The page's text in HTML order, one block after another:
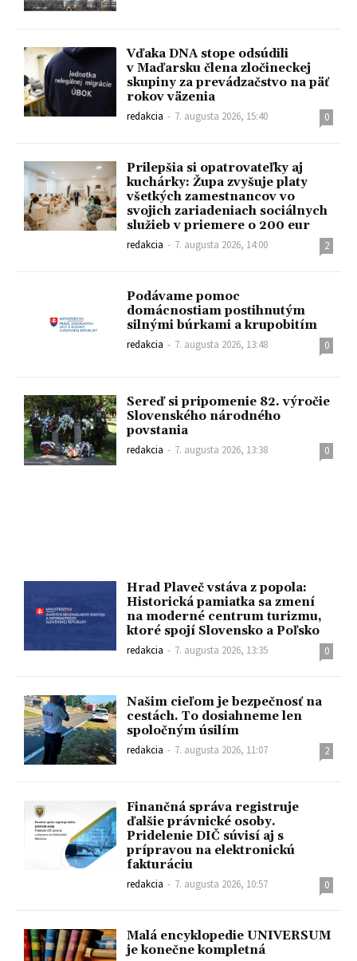
Vďaka DNA stope odsúdili
v Maďarsku člena zločineckej
skupiny za prevádzačstvo na päť
rokov väzenia
redakcia - 7. augusta 2026, 15:40 0
Prilepšia si opatrovateľky aj
kuchárky: Župa zvyšuje platy
všetkých zamestnancov vo
svojich zariadeniach sociálnych
služieb v priemere o 200 eur
redakcia - 7. augusta 2026, 14:00 2
Podávame pomoc
domácnostiam postihnutým
silnými búrkami a krupobitím
redakcia - 7. augusta 2026, 13:48 0
Sereď si pripomenie 82. výročie
Slovenského národného
povstania
redakcia - 7. augusta 2026, 13:38 0
Hrad Plaveč vstáva z popola:
Historická pamiatka sa zmení
na moderné centrum turizmu,
ktoré spojí Slovensko a Poľsko
redakcia - 7. augusta 2026, 13:35 0
Našim cieľom je bezpečnosť na
cestách. To dosiahneme len
spoločným úsilím
redakcia - 7. augusta 2026, 11:07 2
Finančná správa registruje
ďalšie právnické osoby.
Pridelenie DIČ súvisí aj s
prípravou na elektronickú
fakturáciu
redakcia - 7. augusta 2026, 10:57 0
Malá encyklopedie UNIVERSUM
je konečne kompletná